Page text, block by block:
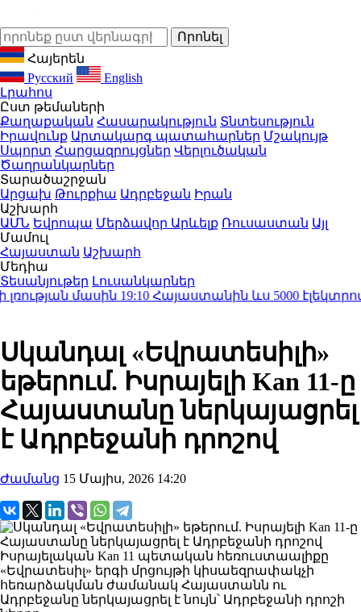
Հայերեն
Русский
English
Լրահոս
Ըստ թեմաների
Քաղաքական Հասարակություն Տնտեսություն
Իրավունք Արտակարգ պատահարներ Մշակույթ
Սպորտ Հարցազրույցներ Վերլուծական
Ծաղրանկարներ
Տարածաշրջան
Արցախ Թուրքիա Ադրբեջան Իրան
Աշխարհ
ԱՄՆ Եվրոպա Մերձավոր Արևելք Ռուսաստան Այլ
Մամուլ
Հայաստան Աշխարհ
Մեդիա
Տեսանյութեր Լուսանկարներ
մասին19:10Հայաստանին ևս 5000
Սկանդալ «Եվրատեսիլի»
եթերում. Իսրայելի Kan 11-ը
Հայաստանը ներկայացրել
է Ադրբեջանի դրոշով
Ժամանց 15 Մայիս, 2026 14:20
Իսրայելական Kan 11 պետական հեռուստաալիքը
«Եվրատեսիլ» երգի մրցույթի կիսաեզրափակչի
հեռարձակման ժամանակ Հայաստանն ու
Ադրբեջանը ներկայացրել է նույն՝ Ադրբեջանի դրոշի